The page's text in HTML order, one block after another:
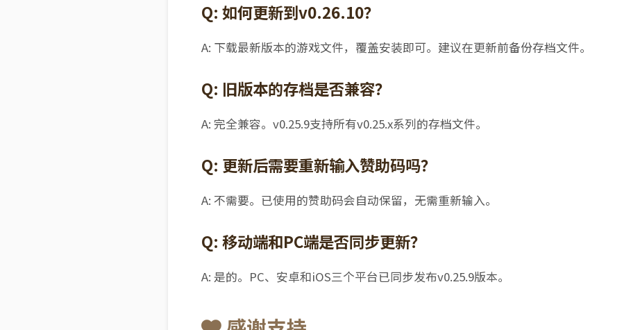
Q: 如何更新到v0.26.10？
A: 下载最新版本的游戏文件，覆盖安装即可。建议在更新前备份存档文件。
Q: 旧版本的存档是否兼容？
A: 完全兼容。v0.25.9支持所有v0.25.x系列的存档文件。
Q: 更新后需要重新输入赞助码吗？
A: 不需要。已使用的赞助码会自动保留，无需重新输入。
Q: 移动端和PC端是否同步更新？
A: 是的。PC、安卓和iOS三个平台已同步发布v0.25.9版本。